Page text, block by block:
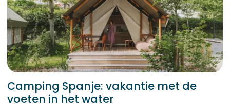
Camping Spanje: vakantie met de
voeten in het water